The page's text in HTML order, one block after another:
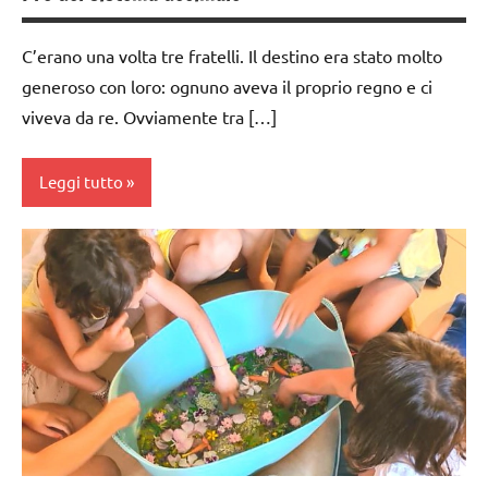
ARGOMENTI
ARTICOLI
C’erano una volta tre fratelli. Il destino era stato molto
generoso con loro: ognuno aveva il proprio regno e ci
viveva da re. Ovviamente tra […]
Leggi tutto
dai
3 ai
6
anni
dai
6
anni
EDUCAZIONE